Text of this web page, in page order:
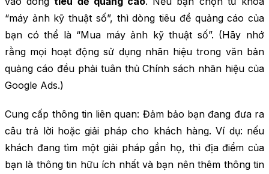
“máy ảnh kỹ thuật số”, thì dòng tiêu đề quảng cáo của
bạn có thể là “Mua máy ảnh kỹ thuật số”. (Hãy nhớ
rằng mọi hoạt động sử dụng nhãn hiệu trong văn bản
quảng cáo đều phải tuân thủ Chính sách nhãn hiệu của
Google Ads.)
Cung cấp thông tin liên quan: Đảm bảo bạn đang đưa ra
câu trả lời hoặc giải pháp cho khách hàng. Ví dụ: nếu
khách đang tìm một giải pháp gần họ, thì địa điểm của
bạn là thông tin hữu ích nhất và bạn nên thêm thông tin